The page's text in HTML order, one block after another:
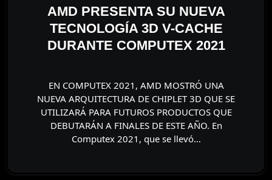
AMD PRESENTA SU NUEVA
TECNOLOGÍA 3D V-CACHE
DURANTE COMPUTEX 2021
EN COMPUTEX 2021, AMD MOSTRÓ UNA
NUEVA ARQUITECTURA DE CHIPLET 3D QUE SE
UTILIZARÁ PARA FUTUROS PRODUCTOS QUE
DEBUTARÁN A FINALES DE ESTE AÑO. En
Computex 2021, que se llevó…